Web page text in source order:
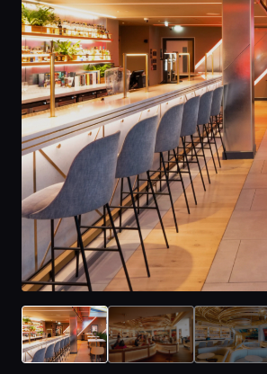
Главная
Локации